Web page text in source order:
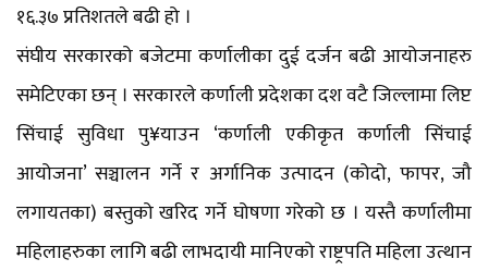
१६.३७ प्रतिशतले बढी हो ।
संघीय सरकारको बजेटमा कर्णालीका दुई दर्जन बढी आयोजनाहरु
समेटिएका छन् । सरकारले कर्णाली प्रदेशका दश वटै जिल्लामा लिप्ट
सिंचाई सुविधा पु¥याउन ‘कर्णाली एकीकृत कर्णाली सिंचाई
आयोजना’ सञ्चालन गर्ने र अर्गानिक उत्पादन (कोदो, फापर, जौ
लगायतका) बस्तुको खरिद गर्ने घोषणा गरेको छ । यस्तै कर्णालीमा
महिलाहरुका लागि बढी लाभदायी मानिएको राष्ट्रपति महिला उत्थान